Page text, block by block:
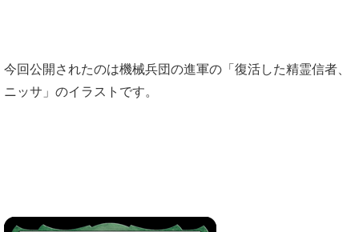
今回公開されたのは機械兵団の進軍の「復活した精霊信者、
ニッサ」のイラストです。